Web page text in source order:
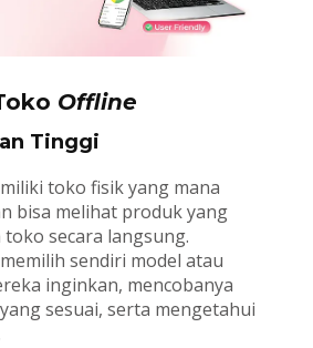
Offline
Tinggi
toko fisik yang mana
bisa melihat produk yang
secara langsung.
sendiri model atau
inginkan, mencobanya
sesuai, serta mengetahui